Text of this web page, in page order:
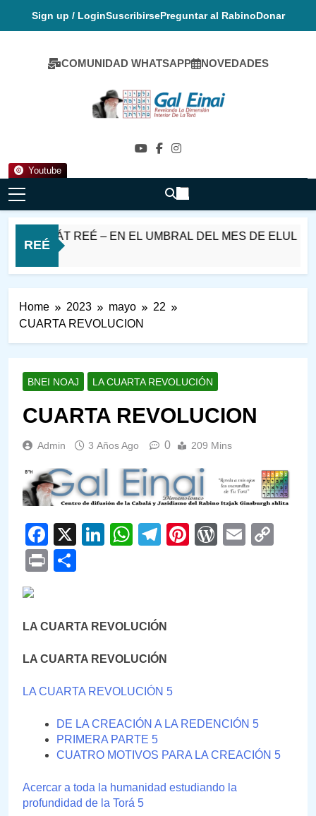
Sign up / LoginSuscribirsePreguntar al RabinoDonar
COMUNIDAD WHATSAPP NOVEDADES
Youtube
Gal Einai En
REÉ
REÉ – EN EL UMBRAL DEL MES DE ELUL
Home 2023 mayo
22
CUARTA REVOLUCION
BNEI NOAJ LA CUARTA REVOLUCIÓN
CUARTA REVOLUCION
Admin 3 Años Ago 0 209 Mins
Facebook
X LinkedIn
WhatsApp
Telegram
PinterestEmail
Print
LA CUARTA REVOLUCIÓN
LA CUARTA REVOLUCIÓN
LA CUARTA REVOLUCIÓN 5
DE LA CREACIÓN A LA REDENCIÓN 5
PRIMERA PARTE 5
CUATRO MOTIVOS PARA LA CREACIÓN 5
Acercar a toda la humanidad estudiando la
profundidad de la Torá 5